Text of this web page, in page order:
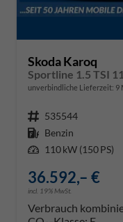
Skoda Karoq
Sportline 1.5 TSI
unverbindliche Lieferzeit: 9
Fahrzeugnr. 535544
Kraftstoff Benzin
Leistung 110 kW (150 PS)
36.592,– €
incl. 19% MwSt.
Verbrauch